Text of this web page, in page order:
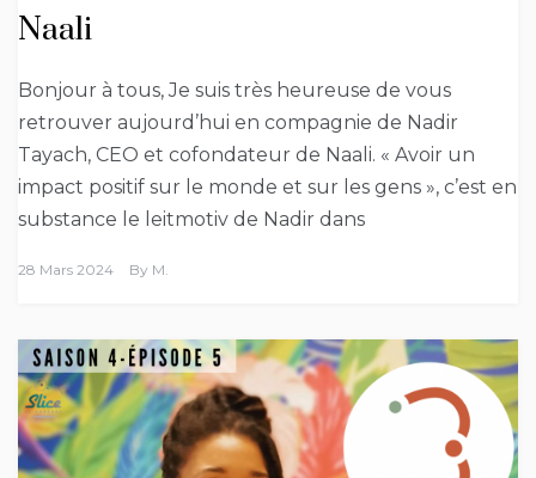
Naali
Bonjour à tous, Je suis très heureuse de vous
retrouver aujourd’hui en compagnie de Nadir
Tayach, CEO et cofondateur de Naali. « Avoir un
impact positif sur le monde et sur les gens », c’est en
substance le leitmotiv de Nadir dans
28 Mars 2024 By M.